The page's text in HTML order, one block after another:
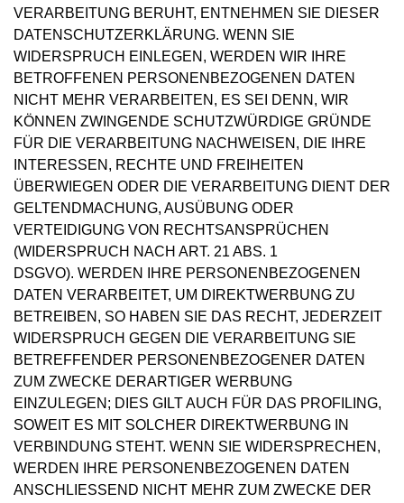
VERARBEITUNG BERUHT, ENTNEHMEN SIE DIESER
DATENSCHUTZERKLÄRUNG. WENN SIE
WIDERSPRUCH EINLEGEN, WERDEN WIR IHRE
BETROFFENEN PERSONENBEZOGENEN DATEN
NICHT MEHR VERARBEITEN, ES SEI DENN, WIR
KÖNNEN ZWINGENDE SCHUTZWÜRDIGE GRÜNDE
FÜR DIE VERARBEITUNG NACHWEISEN, DIE IHRE
INTERESSEN, RECHTE UND FREIHEITEN
ÜBERWIEGEN ODER DIE VERARBEITUNG DIENT DER
GELTENDMACHUNG, AUSÜBUNG ODER
VERTEIDIGUNG VON RECHTSANSPRÜCHEN
(WIDERSPRUCH NACH ART. 21 ABS. 1
DSGVO). WERDEN IHRE PERSONENBEZOGENEN
DATEN VERARBEITET, UM DIREKTWERBUNG ZU
BETREIBEN, SO HABEN SIE DAS RECHT, JEDERZEIT
WIDERSPRUCH GEGEN DIE VERARBEITUNG SIE
BETREFFENDER PERSONENBEZOGENER DATEN
ZUM ZWECKE DERARTIGER WERBUNG
EINZULEGEN; DIES GILT AUCH FÜR DAS PROFILING,
SOWEIT ES MIT SOLCHER DIREKTWERBUNG IN
VERBINDUNG STEHT. WENN SIE WIDERSPRECHEN,
WERDEN IHRE PERSONENBEZOGENEN DATEN
ANSCHLIESSEND NICHT MEHR ZUM ZWECKE DER